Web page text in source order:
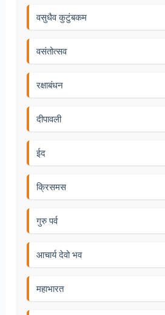
वसुधैव कुटुंबकम
वसंतोत्सव
रक्षाबंधन
दीपावली
ईद
क्रिसमस
गुरु पर्व
आचार्य देवो भव
महाभारत